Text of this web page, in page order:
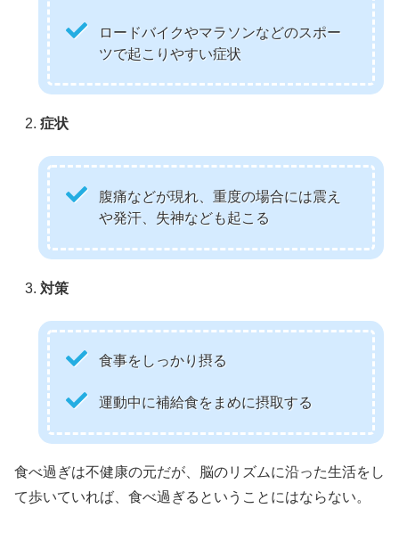
ロードバイクやマラソンなどのスポー
ツで起こりやすい症状
症状
腹痛などが現れ、重度の場合には震え
や発汗、失神なども起こる
対策
食事をしっかり摂る
運動中に補給食をまめに摂取する
食べ過ぎは不健康の元だが、脳のリズムに沿った生活をし
て歩いていれば、食べ過ぎるということにはならない。